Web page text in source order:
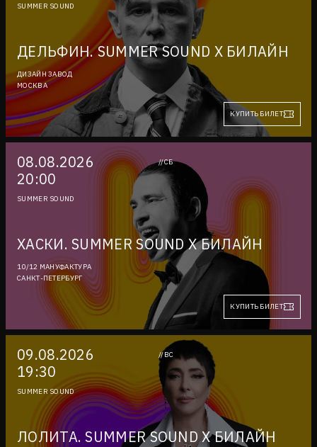
SUMMER SOUND
ДЕЛЬФИН. SUMMER SOUND X БИЛАЙН
ДИЗАЙН ЗАВОД
МОСКВА
КУПИТЬ БИЛЕТ
08.08.2026
20:00
//СБ
SUMMER SOUND
ХАСКИ. SUMMER SOUND Х БИЛАЙН
10/12 МАНУФАКТУРА
САНКТ-ПЕТЕРБУРГ
КУПИТЬ БИЛЕТ
09.08.2026
19:30
//ВС
SUMMER SOUND
ЛОЛИТА. SUMMER SOUND X БИЛАЙН